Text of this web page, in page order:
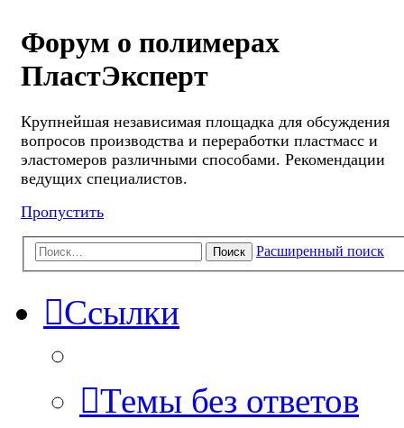
Форум о полимерах
ПластЭксперт
Крупнейшая независимая площадка для обсуждения
вопросов производства и переработки пластмасс и
эластомеров различными способами. Рекомендации
ведущих специалистов.
Пропустить
Поиск Расширенный поиск
Ссылки
Темы без ответов